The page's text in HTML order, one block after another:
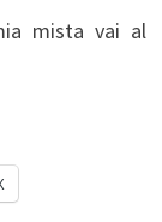
mista vai al